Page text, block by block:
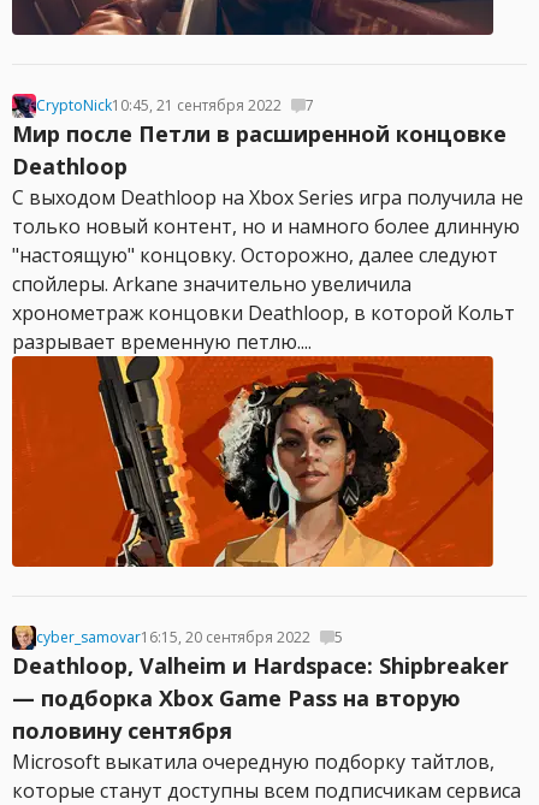
CryptoNick10:45, 21 сентября 2022 7
Мир после Петли в расширенной концовке
Deathloop
С выходом Deathloop на Xbox Series игра получила не
только новый контент, но и намного более длинную
"настоящую" концовку. Осторожно, далее следуют
спойлеры. Arkane значительно увеличила
хронометраж концовки Deathloop, в которой Кольт
разрывает временную петлю....
cyber_samovar16:15, 20 сентября 2022 5
Deathloop, Valheim и Hardspace: Shipbreaker
— подборка Xbox Game Pass на вторую
половину сентября
Microsoft выкатила очередную подборку тайтлов,
которые станут доступны всем подписчикам сервиса